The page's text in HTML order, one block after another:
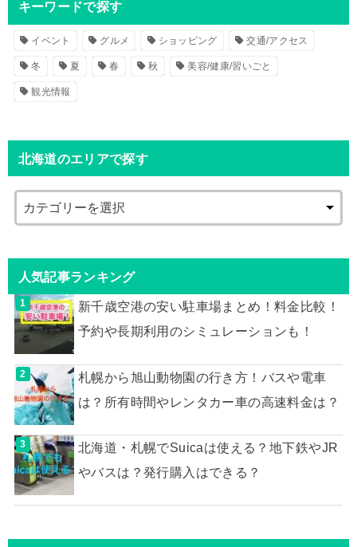
キーワードで探す
イベント グルメ ショッピング 交通/アクセス
冬 夏 春 秋 美容/健康/習いごと
観光情報
北海道のエリアで探す
人気記事ランキング
新千歳空港の安い駐車場まとめ！料金比較！
予約や長期利用のシミュレーションも！
札幌から旭山動物園の行き方！バスや電車
は？所有時間やレンタカー車の高速料金は？
北海道・札幌でSuicaは使える？地下鉄やJR
やバスは？発行購入はできる？